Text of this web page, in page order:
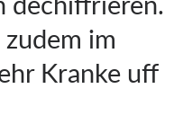
im
Kranke uff